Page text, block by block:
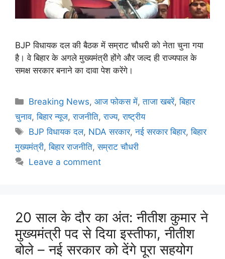
BJP विधायक दल की बैठक में सम्राट चौधरी को नेता चुना गया
है। वे बिहार के अगले मुख्यमंत्री होंगे और जल्द ही राज्यपाल के
समक्ष सरकार बनाने का दावा पेश करेंगे।
Breaking News,आज फोकस में,ताजा खबरें,बिहार
चुनाव,बिहार न्यूज,राजनीति,राज्य,राष्ट्रीय
BJP विधायक दल, NDA सरकार,नई सरकार बिहार,बिहार
मुख्यमंत्री,बिहार राजनीति,सम्राट चौधरी
Leave a comment
20 साल के दौर का अंत: नीतीश कुमार ने
मुख्यमंत्री पद से दिया इस्तीफा, नीतीश
बोले – नई सरकार को देंगे पूरा सहयोग